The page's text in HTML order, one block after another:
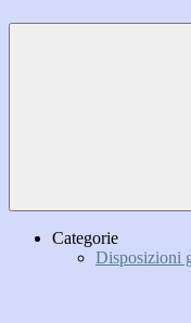
Categorie
Disposizioni